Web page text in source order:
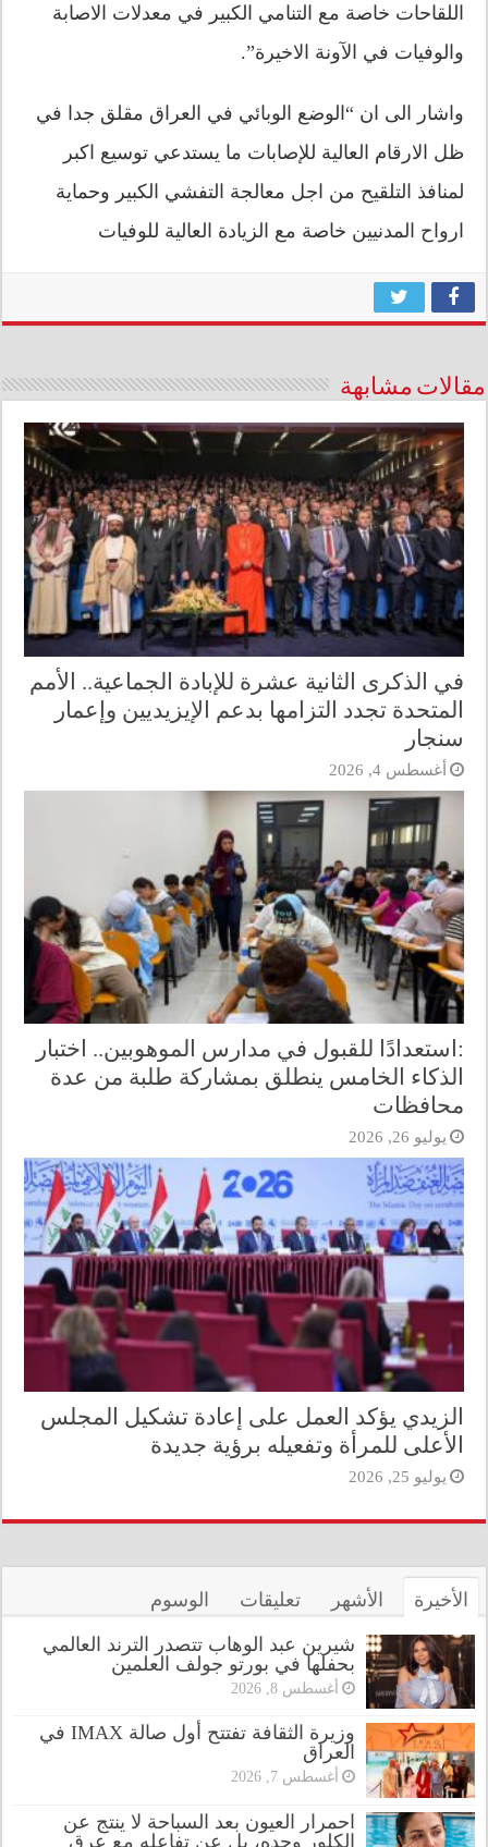
اللقاحات خاصة مع التنامي الكبير في معدلات الاصابة
والوفيات في الآونة الاخيرة”.
واشار الى ان “الوضع الوبائي في العراق مقلق جدا في
ظل الارقام العالية للإصابات ما يستدعي توسيع اكبر
لمنافذ التلقيح من اجل معالجة التفشي الكبير وحماية
ارواح المدنيين خاصة مع الزيادة العالية للوفيات
مقالات مشابهة
في الذكرى الثانية عشرة للإبادة الجماعية.. الأمم
المتحدة تجدد التزامها بدعم الإيزيديين وإعمار
سنجار
أغسطس 4, 2026
:استعدادًا للقبول في مدارس الموهوبين.. اختبار
الذكاء الخامس ينطلق بمشاركة طلبة من عدة
محافظات
يوليو 26, 2026
الزيدي يؤكد العمل على إعادة تشكيل المجلس
الأعلى للمرأة وتفعيله برؤية جديدة
يوليو 25, 2026
الأخيرة الأشهر تعليقات الوسوم
شيرين عبد الوهاب تتصدر الترند العالمي
بحفلها في بورتو جولف العلمين
أغسطس 8, 2026
وزيرة الثقافة تفتتح أول صالة IMAX في
العراق
أغسطس 7, 2026
احمرار العيون بعد السباحة لا ينتج عن
الكلور وحده، بل عن تفاعله مع عرق